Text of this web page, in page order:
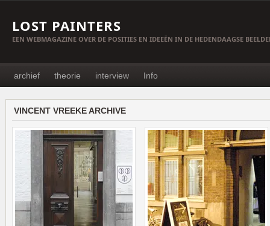
LOST PAINTERS
EEN WEBMAGAZINE OVER DE POSITIES EN IDEEËN IN DE HEDENDAAGSE
archief theorie interview Info
VINCENT VREEKE ARCHIVE